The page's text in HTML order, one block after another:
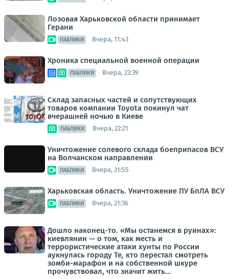
Лозовая Харьковской области принимает
Герани
ПАБЛИКИ Вчера, 11:43
Хроника специальной военной операции
ПАБЛИКИ Вчера, 23:39
Склад запасных частей и сопутствующих
товаров компании Toyota покинул чат
вчерашней ночью в Киеве
ПАБЛИКИ Вчера, 22:21
Уничтожение солевого склада боеприпасов ВСУ
на Волчанском направлении
ПАБЛИКИ Вчера, 21:55
Харьковская область. Уничтожение ПУ БпЛА ВСУ
ПАБЛИКИ Вчера, 21:36
Дошло наконец-то. «Мы останемся в руинах»:
киевлянин — о том, как месть и
террористические атаки хунты по России
аукнулась городу Те, кто перестал смотреть
зомби-марафон и на собственной шкуре
прочувствовал, что значит жить...